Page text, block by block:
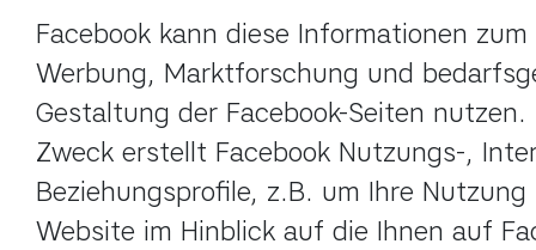
Facebook kann diese Informationen
Werbung, Marktforschung und
Gestaltung der Facebook-Seiten nutzen.
Zweck erstellt Facebook Nutzungs-,
Beziehungsprofile, z.B. um Ihre Nutzung
Website im Hinblick auf die Ihnen auf